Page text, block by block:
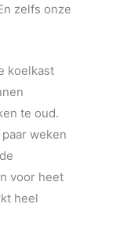
zelfs onze
koelkast
te oud.
weken
voor heet
heel